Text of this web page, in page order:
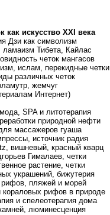
как искусство XXI века
Дзи как символизм
Тибета, Кайлас
четок мангасов
ислам, перекидные четки
различных четок
жемчуг
Интернет)
SPA и литотерапия
природной нефти
массажеров гуаша
источник радия
вишневый, красный кварц
Гималаев, четки
растение, четки
украшений, бижутерия
рифов, пляжей и морей
рифов в природе
и спелеотерапия дома
люминесценция